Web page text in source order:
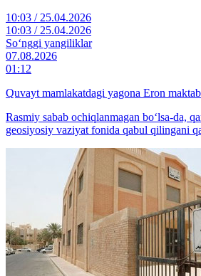
10:03 / 25.04.2026
10:03 / 25.04.2026
So‘nggi yangiliklar
07.08.2026
01:12
Quvayt mamlakatdagi yagona Eron
Rasmiy sabab ochiqlanmagan bo‘lsa-da,
geosiyosiy vaziyat fonida qabul qilingani